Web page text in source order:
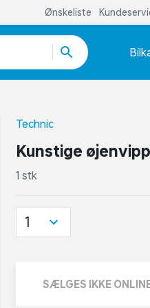
Ønskeliste
Technic
Kunstige
1 stk
1
SÆLGES IKKE